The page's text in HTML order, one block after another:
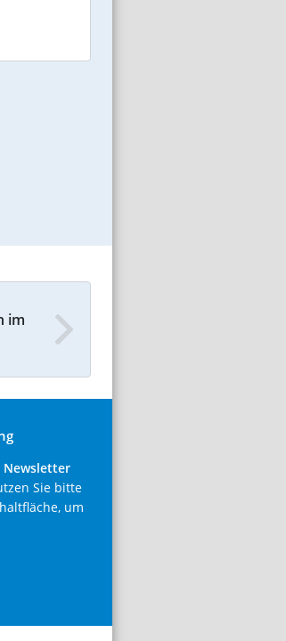
im
Newsletter
Sie bitte
um